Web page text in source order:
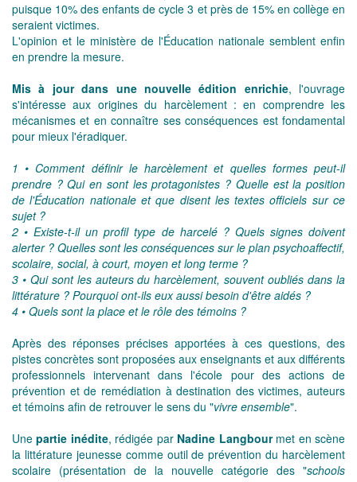
puisque 10% des enfants de cycle 3 et près de 15% en collège en
seraient victimes.
L'opinion et le ministère de l'Éducation nationale semblent enfin
en prendre la mesure.
Mis à jour dans une nouvelle édition enrichie, l'ouvrage
s'intéresse aux origines du harcèlement : en comprendre les
mécanismes et en connaître ses conséquences est fondamental
pour mieux l'éradiquer.
1 • Comment définir le harcèlement et quelles formes peut-il
prendre ? Qui en sont les protagonistes ? Quelle est la position
de l'Éducation nationale et que disent les textes officiels sur ce
sujet ?
2 • Existe-t-il un profil type de harcelé ? Quels signes doivent
alerter ? Quelles sont les conséquences sur le plan psychoaffectif,
scolaire, social, à court, moyen et long terme ?
3 • Qui sont les auteurs du harcèlement, souvent oubliés dans la
littérature ? Pourquoi ont-ils eux aussi besoin d'être aidés ?
4 • Quels sont la place et le rôle des témoins ?
Après des réponses précises apportées à ces questions, des
pistes concrètes sont proposées aux enseignants et aux différents
professionnels intervenant dans l'école pour des actions de
prévention et de remédiation à destination des victimes, auteurs
et témoins afin de retrouver le sens du "vivre ensemble".
Unepartie inédite, rédigée par Nadine Langbourmet en scène
la littérature jeunesse comme outil de prévention du harcèlement
scolaire (présentation de la nouvelle catégorie des "schools